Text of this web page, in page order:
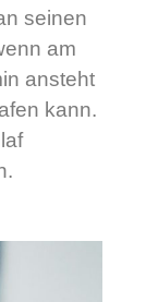
seinen
am
ansteht
kann.